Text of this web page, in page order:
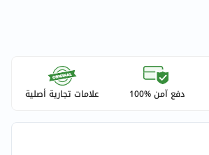
دفع آمن %100 علامات تجارية أصلية